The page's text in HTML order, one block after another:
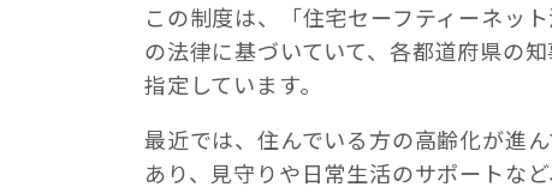
この制度は、「住宅セーフティーネッ
の法律に基づいていて、各都道府県の
指定しています。
最近では、住んでいる方の高齢化が進
あり、見守りや日常生活のサポートな